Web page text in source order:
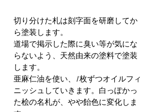
切り分けた札は刻字面を研磨してか
ら塗装します。
道場で掲示した際に臭い等が気にな
らないよう、天然由来の塗料で塗装
します。
亜麻仁油を使い、1枚ずつオイルフィ
ニッシュしていきます。白っぽかっ
た桧の名札が、やや飴色に変化しま